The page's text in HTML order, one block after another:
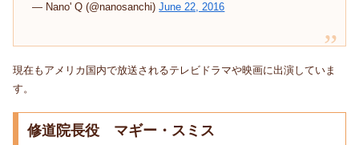
— Nano' Q (@nanosanchi)June 22, 2016
現在もアメリカ国内で放送されるテレビドラマや映画に出演していま
す。
修道院長役 マギー・スミス